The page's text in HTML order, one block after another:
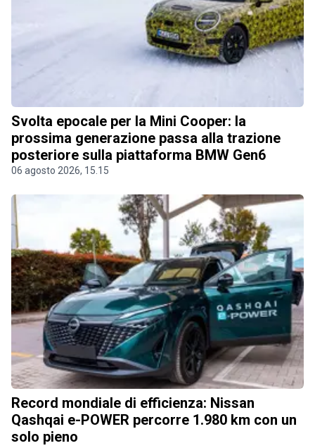
Svolta epocale per la Mini Cooper: la
prossima generazione passa alla trazione
posteriore sulla piattaforma BMW Gen6
06 agosto 2026, 15.15
Record mondiale di efficienza: Nissan
Qashqai e-POWER percorre 1.980 km con un
solo pieno